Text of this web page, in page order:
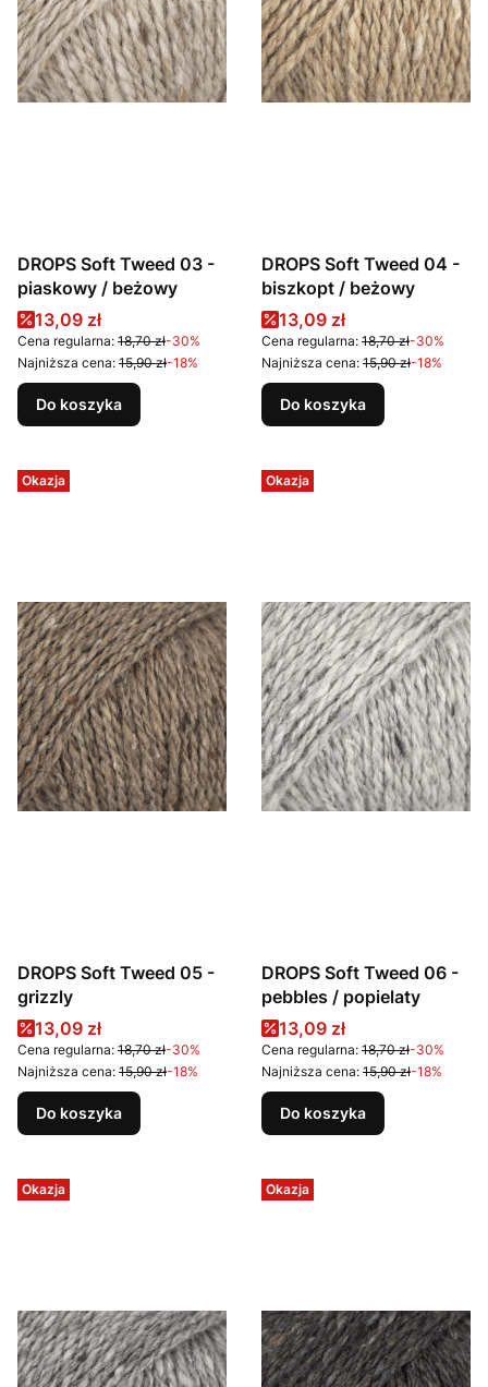
DROPS Soft Tweed 03 -
piaskowy / beżowy
Cena promocyjna
13,09 zł
Cena regularna: 18,70 zł-30%
Najniższa cena: 15,90 zł-18%
Do koszyka
DROPS Soft Tweed 04 -
biszkopt / beżowy
Cena promocyjna
13,09 zł
Cena regularna: 18,70 zł-30%
Najniższa cena: 15,90 zł-18%
Do koszyka
Okazja
DROPS Soft Tweed 05 -
grizzly
Cena promocyjna
13,09 zł
Cena regularna: 18,70 zł-30%
Najniższa cena: 15,90 zł-18%
Do koszyka
Okazja
DROPS Soft Tweed 06 -
pebbles / popielaty
Cena promocyjna
13,09 zł
Cena regularna: 18,70 zł-30%
Najniższa cena: 15,90 zł-18%
Do koszyka
Okazja Okazja